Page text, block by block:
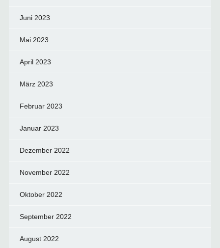
Juni 2023
Mai 2023
April 2023
März 2023
Februar 2023
Januar 2023
Dezember 2022
November 2022
Oktober 2022
September 2022
August 2022